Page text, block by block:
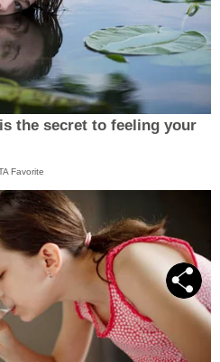
the secret to feeling your
Favorite